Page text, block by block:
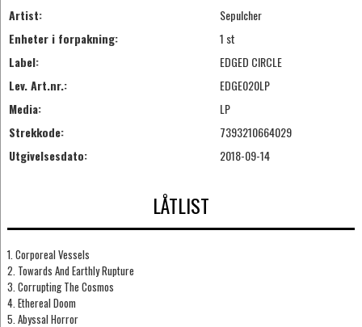
Artist:
Sepulcher
Enheter i forpakning:
1 st
Label:
EDGED CIRCLE
Lev. Art.nr.:
EDGE020LP
Media:
LP
Strekkode:
7393210664029
Utgivelsesdato:
2018-09-14
LÅTLIST
1. Corporeal Vessels
2. Towards And Earthly Rupture
3. Corrupting The Cosmos
4. Ethereal Doom
5. Abyssal Horror